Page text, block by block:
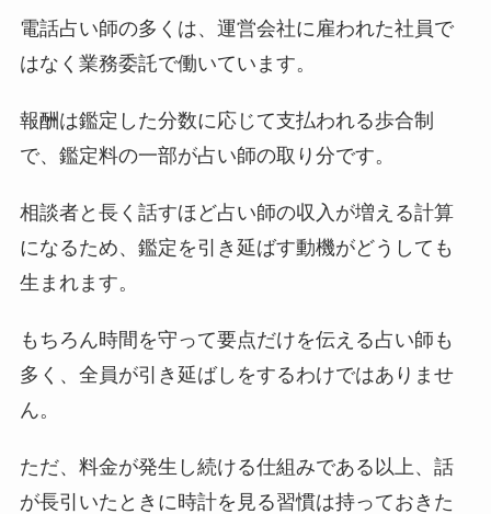
電話占い師の多くは、運営会社に雇われた社員で
はなく業務委託で働いています。
報酬は鑑定した分数に応じて支払われる歩合制
で、鑑定料の一部が占い師の取り分です。
相談者と長く話すほど占い師の収入が増える計算
になるため、鑑定を引き延ばす動機がどうしても
生まれます。
もちろん時間を守って要点だけを伝える占い師も
多く、全員が引き延ばしをするわけではありませ
ん。
ただ、料金が発生し続ける仕組みである以上、話
が長引いたときに時計を見る習慣は持っておきた